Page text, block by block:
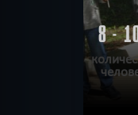
8 -